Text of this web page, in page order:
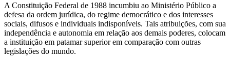
A Constituição Federal de 1988 incumbiu ao Ministério Público a
defesa da ordem jurídica, do regime democrático e dos interesses
sociais, difusos e individuais indisponíveis. Tais atribuições, com sua
independência e autonomia em relação aos demais poderes, colocam
a instituição em patamar superior em comparação com outras
legislações do mundo.